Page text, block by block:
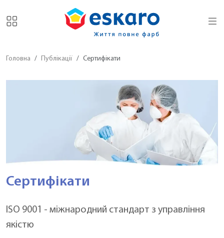
Головна Публікації Сертифікати
Сертифікати
ISO 9001 - міжнародний стандарт з управління
якістю